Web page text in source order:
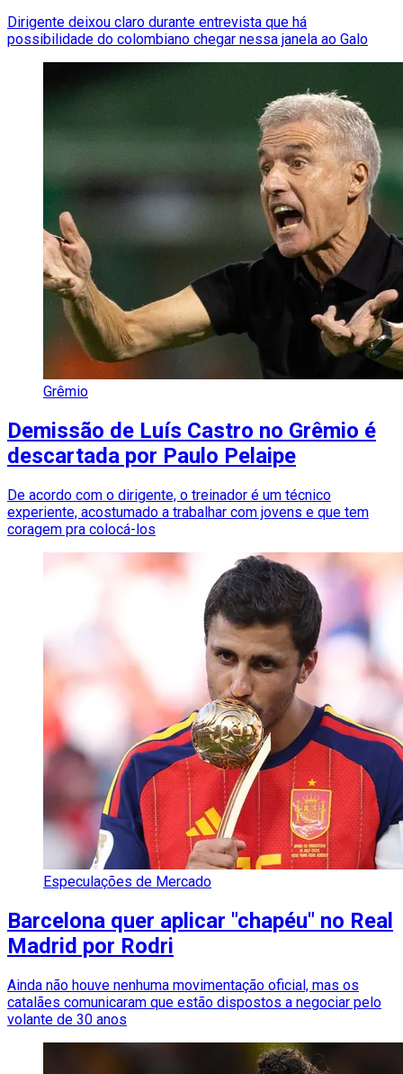
Dirigente deixou claro durante entrevista que há
possibilidade do colombiano chegar nessa janela ao Galo
Grêmio
Demissão de Luís Castro no Grêmio é
descartada por Paulo Pelaipe
De acordo com o dirigente, o treinador é um técnico
experiente, acostumado a trabalhar com jovens e que tem
coragem pra colocá-los
Especulações de Mercado
Barcelona quer aplicar "chapéu" no Real
Madrid por Rodri
Ainda não houve nenhuma movimentação oficial, mas os
catalães comunicaram que estão dispostos a negociar pelo
volante de 30 anos